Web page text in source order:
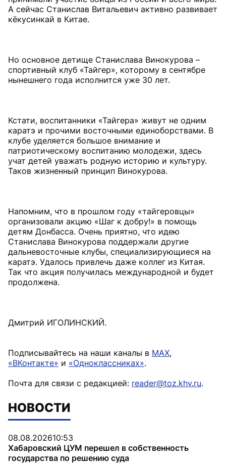
А сейчас Станислав Витальевич активно развивает
кёкусинкай в Китае.
Но основное детище Станислава Винокурова –
спортивный клуб «Тайгер», которому в сентябре
нынешнего года исполнится уже 30 лет.
Кстати, воспитанники «Тайгера» живут не одним
каратэ и прочими восточными единоборствами. В
клубе уделяется большое внимание и
патриотическому воспитанию молодежи, здесь
учат детей уважать родную историю и культуру.
Таков жизненный принцип Винокурова.
Напомним, что в прошлом году «тайгеровцы»
организовали акцию «Шаг к добру!» в помощь
детям Донбасса. Очень приятно, что идею
Станислава Винокурова поддержали другие
дальневосточные клубы, специализирующиеся на
каратэ. Удалось привлечь даже коллег из Китая.
Так что акция получилась международной и будет
продолжена.
Дмитрий ИГОЛИНСКИЙ.
Подписывайтесь на наши каналы в MAX,
«ВКонтакте» и «Одноклассниках».
Почта для связи с редакцией: reader@toz.khv.ru.
НОВОСТИ
08.08.202610:53
Хабаровский ЦУМ перешел в собственность
государства по решению суда